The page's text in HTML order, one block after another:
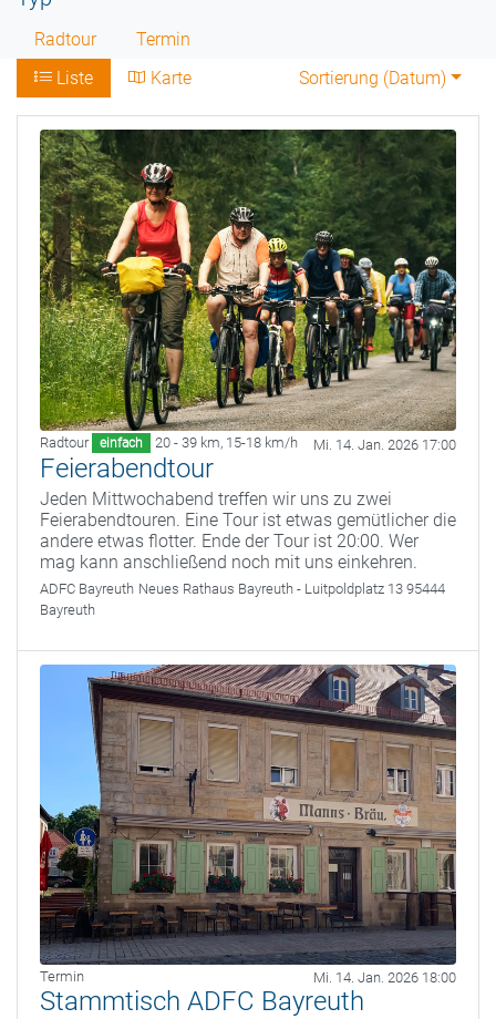
Radtour
Termin
Liste
Karte Sortierung (Datum)
Radtour einfach 20 - 39 km, 15-18 km/h Mi. 14. Jan. 2026 17:00
Feierabendtour
Jeden Mittwochabend treffen wir uns zu zwei
Feierabendtouren. Eine Tour ist etwas gemütlicher die
andere etwas flotter. Ende der Tour ist 20:00. Wer
mag kann anschließend noch mit uns einkehren.
ADFC Bayreuth Neues Rathaus Bayreuth - Luitpoldplatz 13 95444
Bayreuth
Termin Mi. 14. Jan. 2026 18:00
Stammtisch ADFC Bayreuth